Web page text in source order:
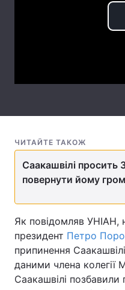
ЧИТАЙТЕ ТАКОЖ
Саакашвілі просить
повернути йому
Як повідомляв УНІАН,
президент Петро
припинення
даними члена
Саакашвілі позбавили